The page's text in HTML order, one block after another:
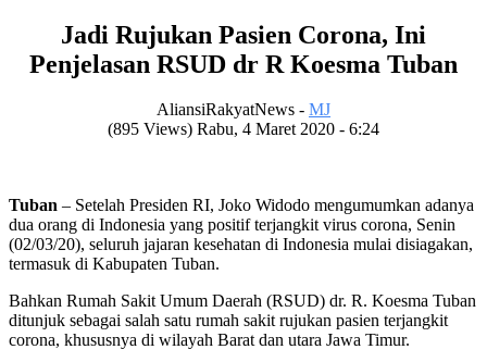
Jadi Rujukan Pasien Corona, Ini
Penjelasan RSUD dr R Koesma Tuban
AliansiRakyatNews - MJ
(895 Views) Rabu, 4 Maret 2020 - 6:24
Tuban – Setelah Presiden RI, Joko Widodo mengumumkan adanya
dua orang di Indonesia yang positif terjangkit virus corona, Senin
(02/03/20), seluruh jajaran kesehatan di Indonesia mulai disiagakan,
termasuk di Kabupaten Tuban.
Bahkan Rumah Sakit Umum Daerah (RSUD) dr. R. Koesma Tuban
ditunjuk sebagai salah satu rumah sakit rujukan pasien terjangkit
corona, khususnya di wilayah Barat dan utara Jawa Timur.